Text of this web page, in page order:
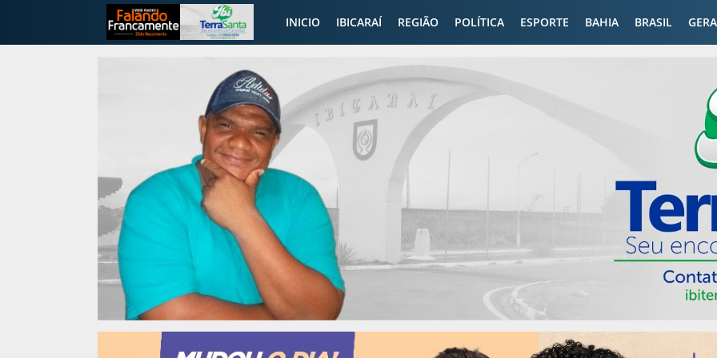
INICIO IBICARAÍ REGIÃO POLÍTICA ESPORTE BAHIA BRASIL